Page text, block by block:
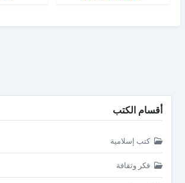
أقسام الكتب
كتب إسلامية
فكر وثقافة